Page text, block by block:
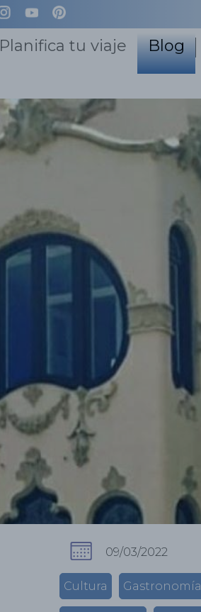
Planifica tu viaje Blog
09/03/2022
Cultura Gastronomía